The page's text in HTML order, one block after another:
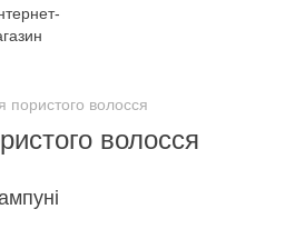
пористого волосся
волосся